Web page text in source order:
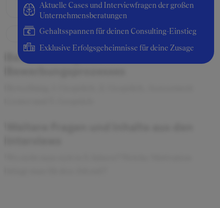
Beschreibung des
Aktuelle Cases und Interviewfragen der großen
Unternehmensberatungen
Gehaltsspannen für deinen Consulting-Einstieg
Exklusive Erfolgsgeheimnisse für deine Zusage